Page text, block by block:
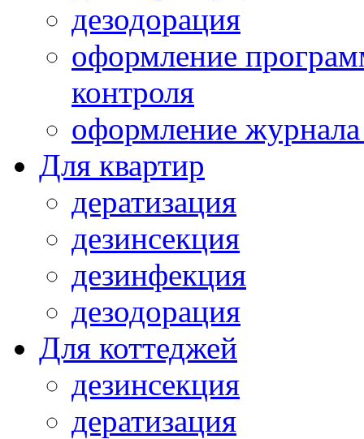
дезодорация
оформление
контроля
оформление журнала
Для квартир
дератизация
дезинсекция
дезинфекция
дезодорация
Для коттеджей
дезинсекция
дератизация